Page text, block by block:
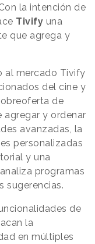
la intención de
Tivify una
que agrega y
al mercado Tivify
del cine y
de
agregar y ordenar
avanzadas, la
personalizadas
y una
programas
sugerencias.
de
la
en múltiples